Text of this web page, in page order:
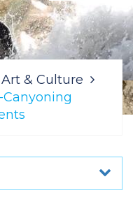
Art & Culture
Canyoning